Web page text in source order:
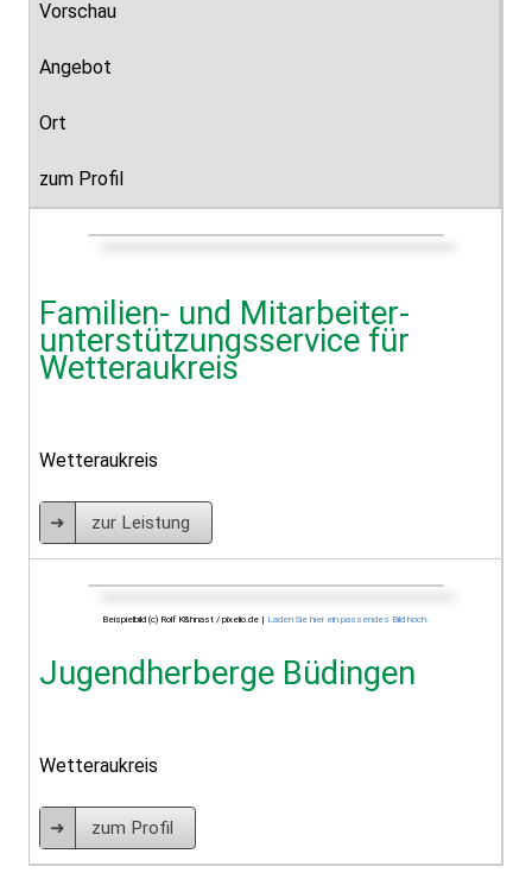
Vorschau
Angebot
Ort
zum Profil
Familien- und Mitarbeiter­
unterstützungs­service für
Wetteraukreis
Wetteraukreis
➜ zur Leistung
Beispielbild (c) Rolf K&hnast / pixelio.de | Laden Sie hier ein passendes Bild hoch.
Jugendherberge Büdingen
Wetteraukreis
➜ zum Profil